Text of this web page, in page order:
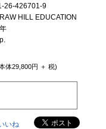
26-426701-9
HILL EDUCATION
体29,800円 ＋ 税)
いね